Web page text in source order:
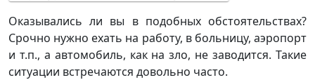
Оказывались ли вы в подобных обстоятельствах?
Срочно нужно ехать на работу, в больницу, аэропорт
и т.п., а автомобиль, как на зло, не заводится. Такие
ситуации встречаются довольно часто.